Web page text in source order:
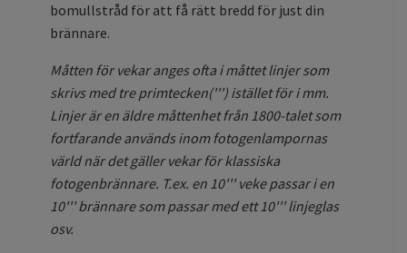
bomullstråd för att få rätt bredd för just din
brännare.
Måtten för vekar anges ofta i måttet linjer som
skrivs med tre primtecken(''') istället för i mm.
Linjer är en äldre måttenhet från 1800-talet som
fortfarande används inom fotogenlampornas
värld när det gäller vekar för klassiska
fotogenbrännare. T.ex. en 10''' veke passar i en
10''' brännare som passar med ett 10''' linjeglas
osv.